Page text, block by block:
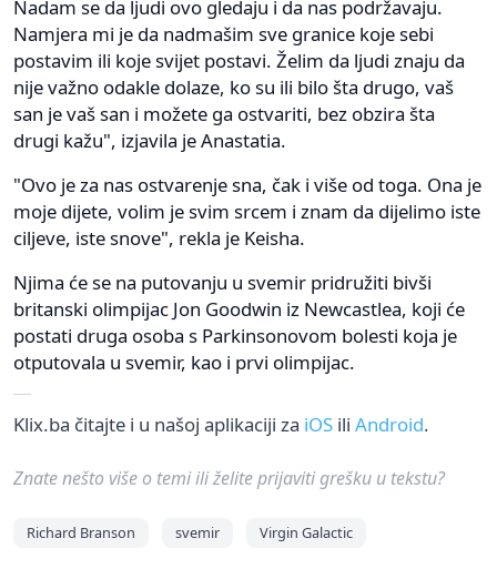
Nadam se da ljudi ovo gledaju i da nas podržavaju.
Namjera mi je da nadmašim sve granice koje sebi
postavim ili koje svijet postavi. Želim da ljudi znaju da
nije važno odakle dolaze, ko su ili bilo šta drugo, vaš
san je vaš san i možete ga ostvariti, bez obzira šta
drugi kažu", izjavila je Anastatia.
"Ovo je za nas ostvarenje sna, čak i više od toga. Ona je
moje dijete, volim je svim srcem i znam da dijelimo iste
ciljeve, iste snove", rekla je Keisha.
Njima će se na putovanju u svemir pridružiti bivši
britanski olimpijac Jon Goodwin iz Newcastlea, koji će
postati druga osoba s Parkinsonovom bolesti koja je
otputovala u svemir, kao i prvi olimpijac.
Klix.ba čitajte i u našoj aplikaciji za iOS ili Android.
Znate nešto više o temi ili želite prijaviti grešku u tekstu?
Richard Branson svemir Virgin Galactic